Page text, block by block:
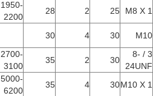
M8 X 1
25
2
28
1950-
2200
M10
30
4
30
3 / 8-
24UNF
30
2
35
2700-
3100
M10 X 1
30
4
35
5000-
6200